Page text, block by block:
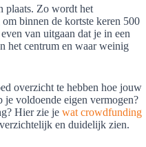
plaats. Zo wordt het
binnen de kortste keren 500
van uitgaan dat je in een
het centrum en waar weinig
overzicht te hebben hoe jouw
voldoende eigen vermogen?
Hier zie je wat crowdfunding
en duidelijk zien.